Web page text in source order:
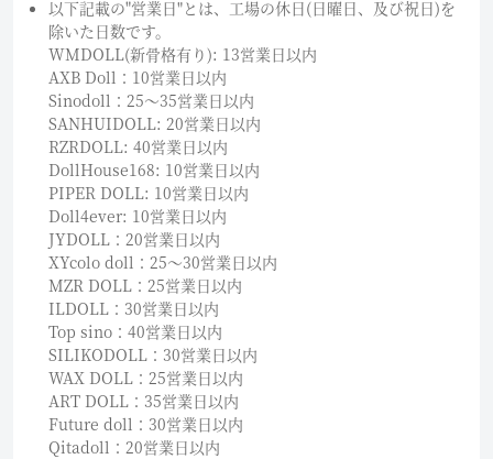
以下記載の"営業日"とは、工場の休日(日曜日、及び祝日)を
除いた日数です。
WMDOLL(新骨格有り): 13営業日以内
AXB Doll：10営業日以内
Sinodoll：25〜35営業日以内
SANHUIDOLL: 20営業日以内
RZRDOLL: 40営業日以内
DollHouse168: 10営業日以内
PIPER DOLL: 10営業日以内
Doll4ever: 10営業日以内
JYDOLL：20営業日以内
XYcolo doll：25〜30営業日以内
MZR DOLL：25営業日以内
ILDOLL：30営業日以内
Top sino：40営業日以内
SILIKODOLL：30営業日以内
WAX DOLL：25営業日以内
ART DOLL：35営業日以内
Future doll：30営業日以内
Qitadoll：20営業日以内